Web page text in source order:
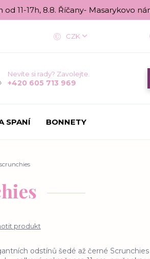
11-17h, 8.8. Říčany- Masarykovo
CZK
Nevíte si rady? Zavolejte.
+420 605 713 969
SPANÍ BONNETY
produkt
odstínů šedé až černé